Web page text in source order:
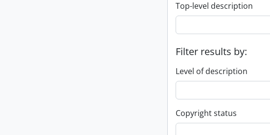
Top-level description
Filter results by:
Level of description
Copyright status